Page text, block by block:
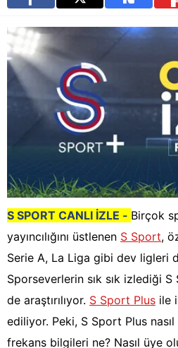
S SPORT CANLI İZLE - Birçok
yayıncılığını üstlenen S Sport,
Serie A, La Liga gibi dev ligleri
Sporseverlerin sık sık izlediği
de araştırılıyor. S Sport Plus ile
ediliyor. Peki, S Sport Plus
frekans bilgileri ne? Nasıl üye